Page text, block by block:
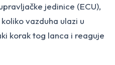
jedinice (ECU),
vazduha ulazi u
korak tog lanca i reaguje